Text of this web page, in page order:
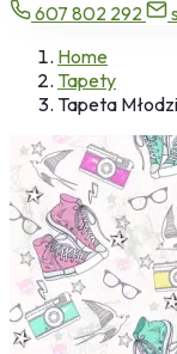
607 802 292
Home
Tapety
Tapeta